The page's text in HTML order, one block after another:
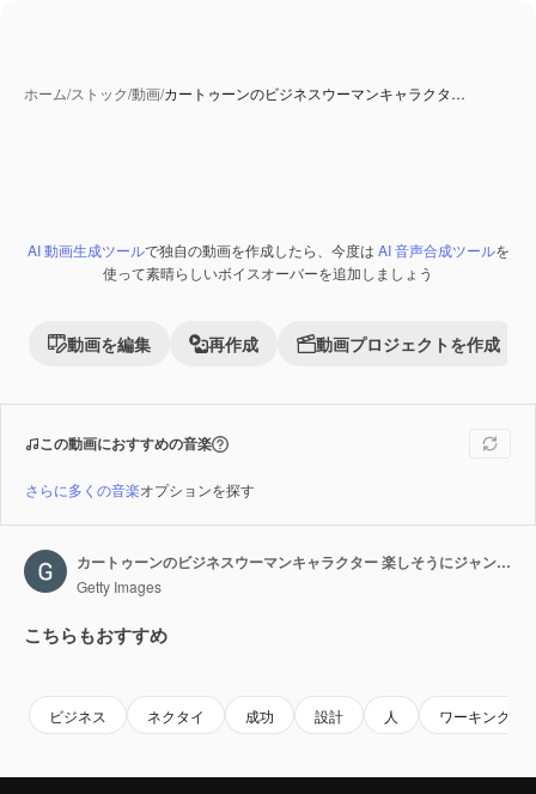
ホーム/ストック/動画/カートゥーンのビジネスウーマンキャラクタ…
Premium
AI 動画生成ツールで独自の動画を作成したら、今度は AI 音声合成ツールを
使って素晴らしいボイスオーバーを追加しましょう
動画を編集 再作成 動画プロジェクトを作成
この動画におすすめの音楽
さらに多くの音楽オプションを探す
カートゥーンのビジネスウーマンキャラクター 楽しそうにジャンプするループアニメーション ルママット付き
Getty Images
こちらもおすすめ
ビジネス ネクタイ 成功 設計 人 ワーキング